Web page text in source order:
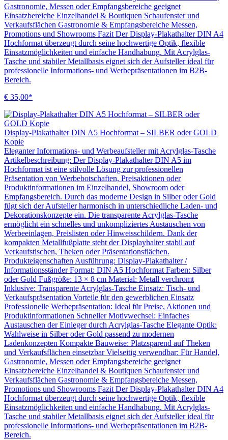
Gastronomie, Messen oder Empfangsbereiche geeignet
Einsatzbereiche Einzelhandel & Boutiquen Schaufenster und
Verkaufsflächen Gastronomie & Empfangsbereiche Messen,
Promotions und Showrooms Fazit Der Display-Plakathalter DIN A4
Hochformat überzeugt durch seine hochwertige Optik, flexible
Einsatzmöglichkeiten und einfache Handhabung. Mit Acrylglas-
Tasche und stabiler Metallbasis eignet sich der Aufsteller ideal für
professionelle Informations- und Werbepräsentationen im B2B-
Bereich.
€ 35,00*
Display-Plakathalter DIN A5 Hochformat – SILBER oder GOLD
Kopie
Eleganter Informations- und Werbeaufsteller mit Acrylglas-Tasche
Artikelbeschreibung: Der Display-Plakathalter DIN A5 im
Hochformat ist eine stilvolle Lösung zur professionellen
Präsentation von Werbebotschaften, Preisaktionen oder
Produktinformationen im Einzelhandel, Showroom oder
Empfangsbereich. Durch das moderne Design in Silber oder Gold
fügt sich der Aufsteller harmonisch in unterschiedliche Laden- und
Dekorationskonzepte ein. Die transparente Acrylglas-Tasche
ermöglicht ein schnelles und unkompliziertes Austauschen von
Werbeeinlagen, Preislisten oder Hinweisschildern. Dank der
kompakten Metallfußplatte steht der Displayhalter stabil auf
Verkaufstischen, Theken oder Präsentationsflächen.
Produkteigenschaften Ausführung: Display-Plakathalter /
Informationsständer Format: DIN A5 Hochformat Farben: Silber
oder Gold Fußgröße: 13 × 8 cm Material: Metall verchromt
Inklusive: Transparente Acrylglas-Tasche Einsatz: Tisch- und
Verkaufspräsentation Vorteile für den gewerblichen Einsatz
Professionelle Werbepräsentation: Ideal für Preise, Aktionen und
Produktinformationen Schneller Motivwechsel: Einfaches
Austauschen der Einleger durch Acrylglas-Tasche Elegante Optik:
Wahlweise in Silber oder Gold passend zu modernen
Ladenkonzepten Kompakte Bauweise: Platzsparend auf Theken
und Verkaufsflächen einsetzbar Vielseitig verwendbar: Für Handel,
Gastronomie, Messen oder Empfangsbereiche geeignet
Einsatzbereiche Einzelhandel & Boutiquen Schaufenster und
Verkaufsflächen Gastronomie & Empfangsbereiche Messen,
Promotions und Showrooms Fazit Der Display-Plakathalter DIN A4
Hochformat überzeugt durch seine hochwertige Optik, flexible
Einsatzmöglichkeiten und einfache Handhabung. Mit Acrylglas-
Tasche und stabiler Metallbasis eignet sich der Aufsteller ideal für
professionelle Informations- und Werbepräsentationen im B2B-
Bereich.